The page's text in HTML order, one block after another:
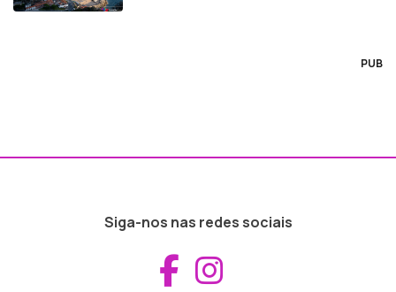
PUB
Siga-nos nas redes sociais
Aceder ao